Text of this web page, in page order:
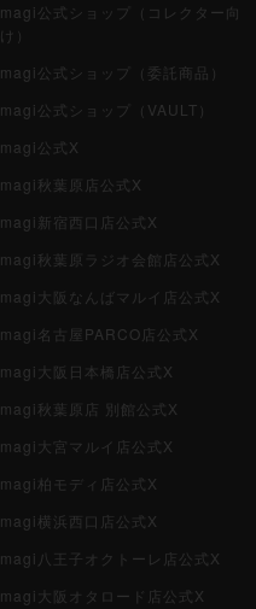
magi公式ショップ（コレクター向
け）
magi公式ショップ（委託商品）
magi公式ショップ（VAULT）
magi公式X
magi秋葉原店公式X
magi新宿西口店公式X
magi秋葉原ラジオ会館店公式X
magi大阪なんばマルイ店公式X
magi名古屋PARCO店公式X
magi大阪日本橋店公式X
magi秋葉原店 別館公式X
magi大宮マルイ店公式X
magi柏モディ店公式X
magi横浜西口店公式X
magi八王子オクトーレ店公式X
magi大阪オタロード店公式X